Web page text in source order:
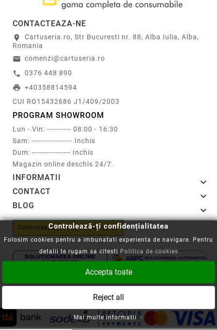
CONTACTEAZA-NE
location_on
Cartuseria.ro, Str Bucuresti nr. 88, Alba Iulia, Alba,
Romania
email comenzi@cartuseria.ro
call 0376 448 890
print +40358814594
CUI RO15432686 J1/409/2003
PROGRAM SHOWROOM
Lun - Vin: ---------- 08:00 - 16:30
Sam: ----------------- Inchis
Dum: ---------------- Inchis
Magazin online deschis 24/7.
INFORMATII 
CONTACT 
BLOG 
Controlează-ți confidențialitatea
Copyright © 2008-2026 - Cartuseria.ro
Politica SOL
Controlează-ți confidențialitatea
Folosim cookies pentru a imbunatati experienta de navigare. Pentru
detalii te rugam sa citestiPolitica de cookies
Accepta toate
Reject all
Mai multe informatii